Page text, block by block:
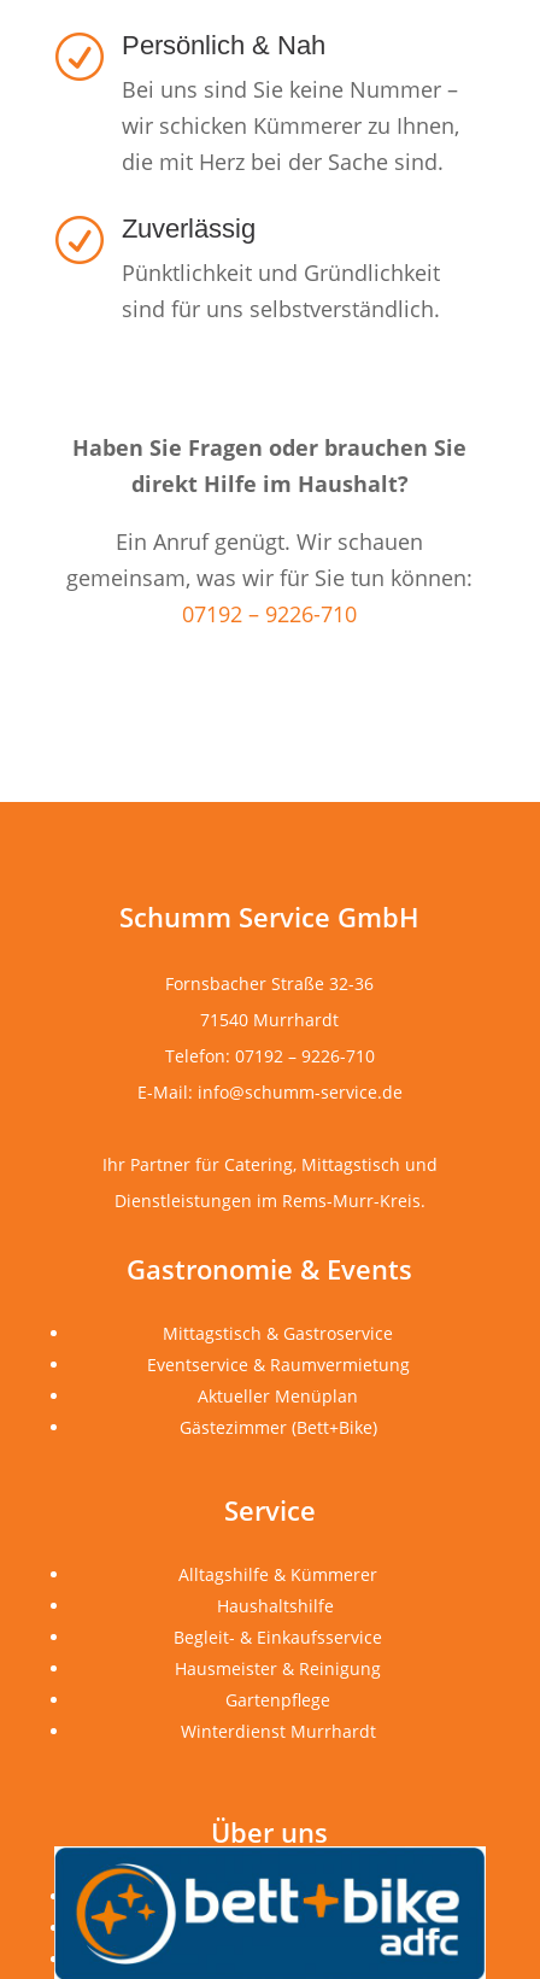
R Persönlich & Nah
Bei uns sind Sie keine Nummer –
wir schicken Kümmerer zu Ihnen,
die mit Herz bei der Sache sind.
R Zuverlässig
Pünktlichkeit und Gründlichkeit
sind für uns selbstverständlich.
Haben Sie Fragen oder brauchen Sie
direkt Hilfe im Haushalt?
Ein Anruf genügt. Wir schauen
gemeinsam, was wir für Sie tun können:
07192 – 9226-710
Schumm Service GmbH
Fornsbacher Straße 32-36
71540 Murrhardt
Telefon: 07192 – 9226-710
E-Mail: info@schumm-service.de
Ihr Partner für Catering, Mittagstisch und
Dienstleistungen im Rems-Murr-Kreis.
Gastronomie & Events
Mittagstisch & Gastroservice
Eventservice & Raumvermietung
Aktueller Menüplan
Gästezimmer (Bett+Bike)
Service
Alltagshilfe & Kümmerer
Haushaltshilfe
Begleit- & Einkaufsservice
Hausmeister & Reinigung
Gartenpflege
Winterdienst Murrhardt
Über uns
Unternehmen & Stiftung
Karriere & Jobs